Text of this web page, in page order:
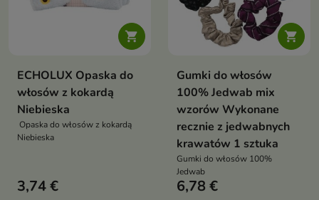

ECHOLUX Opaska do
włosów z kokardą
Niebieska
Opaska do włosów z kokardą
Niebieska
3,74 €

Gumki do włosów
100% Jedwab mix
wzorów Wykonane
recznie z jedwabnych
krawatów 1 sztuka
Gumki do włosów 100%
Jedwab
6,78 €